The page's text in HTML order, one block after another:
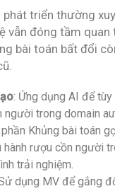
phát triển thường
vẫn đóng tầm
bài toán bất đổi
: Ứng dụng AI để
người trong domain
Khủng bài toán
hành rượu cồn người
trải nghiệm.
dụng MV để gắng